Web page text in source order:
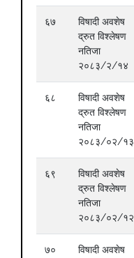
६७
विषादी अवशेष
द्रुत विश्लेषण
नतिजा
२०८३/२/१४
६८
विषादी अवशेष
द्रुत विश्लेषण
नतिजा
२०८३/०२/१३
६९
विषादी अवशेष
द्रुत विश्लेषण
नतिजा
२०८३/०२/१२
७०
विषादी अवशेष